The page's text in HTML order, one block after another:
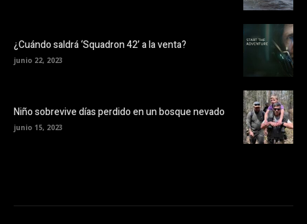
¿Cuándo saldrá ‘Squadron 42’ a la venta?
junio 22, 2023
Niño sobrevive días perdido en un bosque nevado
junio 15, 2023